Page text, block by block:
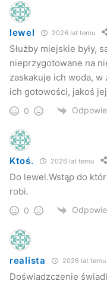
lewel 2026 lat temu
Służby miejskie były,
nieprzygotowane na
zaskakuje ich woda,
ich gotowości, jakoś
0
Ktoś. 2026 lat temu
Do lewel.Wstąp do
robi.
0
realista 2026 lat temu
Doświadzczenie